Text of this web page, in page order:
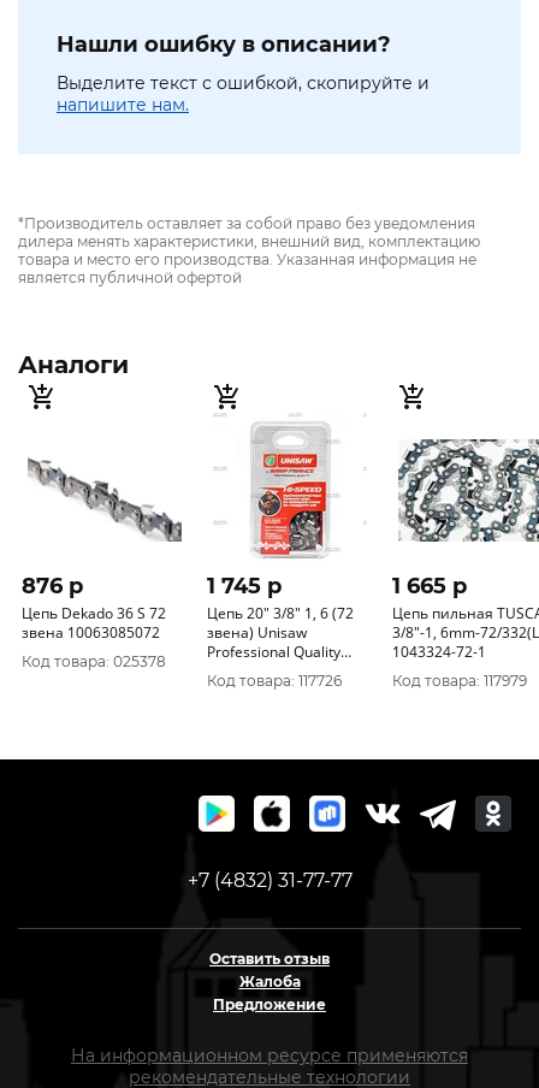
Нашли ошибку в описании?
Выделите текст с ошибкой, скопируйте и
напишите нам.
*Производитель оставляет за собой право без уведомления
дилера менять характеристики, внешний вид, комплектацию
товара и место его производства. Указанная информация не
является публичной офертой
Аналоги
876 p
Цепь Dekado 36 S 72
звена 10063085072
Код товара: 025378
1 745 p
Цепь 20" 3/8" 1, 6 (72
звена) Unisaw
Professional Quality
SD6C72DL
Код товара: 117726
1 665 p
Цепь пильная
3/8"-1, 6mm-72/
1043324-72-1
Код товара: 117979
+7 (4832) 31-77-77
Оставить отзыв
Жалоба
Предложение
На информационном ресурсе применяются
рекомендательные технологии